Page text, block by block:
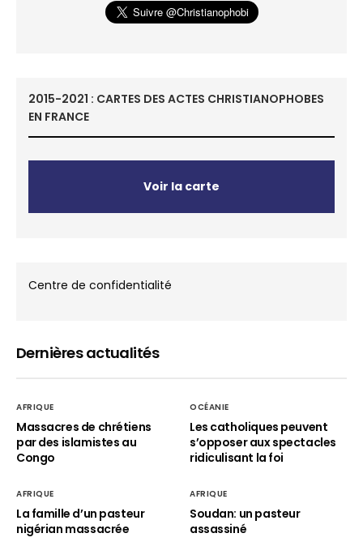
2015-2021 : CARTES DES ACTES CHRISTIANOPHOBES
EN FRANCE
Voir la carte
Centre de confidentialité
Dernières actualités
AFRIQUE
Massacres de chrétiens
par des islamistes au
Congo
OCÉANIE
Les catholiques peuvent
s’opposer aux spectacles
ridiculisant la foi
AFRIQUE
La famille d’un pasteur
nigérian massacrée
AFRIQUE
Soudan: un pasteur
assassiné